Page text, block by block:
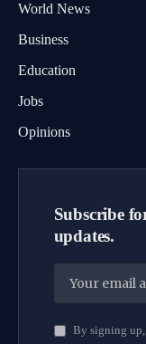
World News
Business
Education
Jobs
Opinions
Subscribe
updates.
By signing up,